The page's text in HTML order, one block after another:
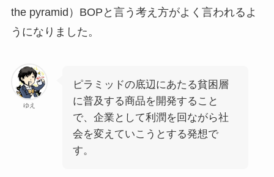
the pyramid）BOPと言う考え方がよく言われるよ
うになりました。
ゆえ
ピラミッドの底辺にあたる貧困層
に普及する商品を開発すること
で、企業として利潤を回ながら社
会を変えていこうとする発想で
す。